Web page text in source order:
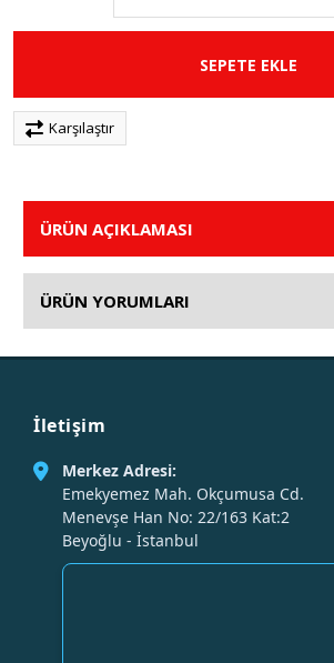
SEPETE EKLE
Karşılaştır
ÜRÜN AÇIKLAMASI
ÜRÜN YORUMLARI
İletişim
Merkez Adresi:
Emekyemez Mah. Okçumusa Cd.
Menevşe Han No: 22/163 Kat:2
Beyoğlu - İstanbul